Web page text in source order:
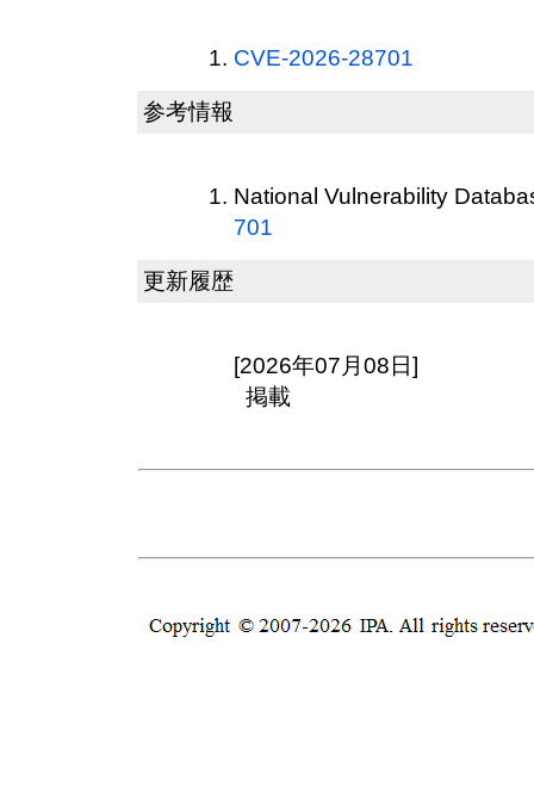
CVE-2026-28701
参考情報
National Vulnerability
701
更新履歴
[2026年07月08日]
掲載